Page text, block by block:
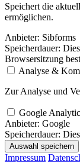
Speichert die
ermöglichen.
Anbieter: Sibforms
Speicherdauer:
Browsersitzung
Analyse &
Zur Analyse und
Google
Anbieter: Google
Speicherdauer:
Auswahl speichern
Impressum